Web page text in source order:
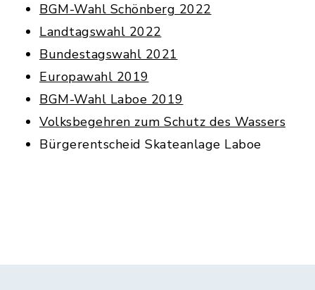
BGM-Wahl Schönberg 2022
Landtagswahl 2022
Bundestagswahl 2021
Europawahl 2019
BGM-Wahl Laboe 2019
Volksbegehren zum Schutz des Wassers
Bürgerentscheid Skateanlage Laboe